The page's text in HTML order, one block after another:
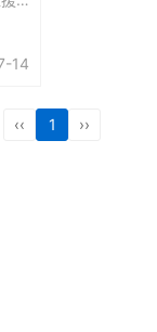
14
‹‹ 1 ››